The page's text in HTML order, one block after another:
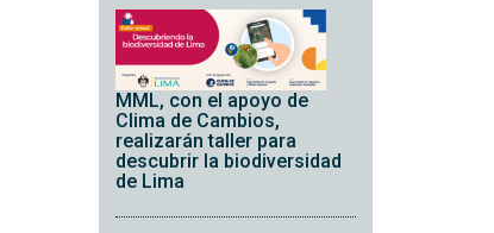
MML, con el apoyo de
Clima de Cambios,
realizarán taller para
descubrir la biodiversidad
de Lima